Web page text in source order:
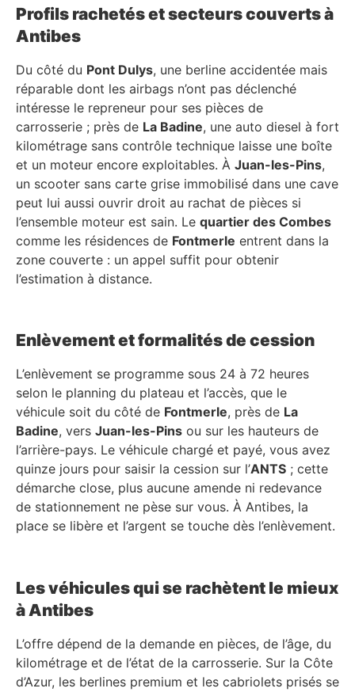
Profils rachetés et secteurs couverts à
Antibes
Du côté du Pont Dulys, une berline accidentée mais
réparable dont les airbags n’ont pas déclenché
intéresse le repreneur pour ses pièces de
carrosserie ; près de La Badine, une auto diesel à fort
kilométrage sans contrôle technique laisse une boîte
et un moteur encore exploitables. À Juan-les-Pins,
un scooter sans carte grise immobilisé dans une cave
peut lui aussi ouvrir droit au rachat de pièces si
l’ensemble moteur est sain. Le quartier des Combes
comme les résidences de Fontmerle entrent dans la
zone couverte : un appel suffit pour obtenir
l’estimation à distance.
Enlèvement et formalités de cession
L’enlèvement se programme sous 24 à 72 heures
selon le planning du plateau et l’accès, que le
véhicule soit du côté de Fontmerle, près de La
Badine, vers Juan-les-Pins ou sur les hauteurs de
l’arrière-pays. Le véhicule chargé et payé, vous avez
quinze jours pour saisir la cession sur l’ANTS ; cette
démarche close, plus aucune amende ni redevance
de stationnement ne pèse sur vous. À Antibes, la
place se libère et l’argent se touche dès l’enlèvement.
Les véhicules qui se rachètent le mieux
à Antibes
L’offre dépend de la demande en pièces, de l’âge, du
kilométrage et de l’état de la carrosserie. Sur la Côte
d’Azur, les berlines premium et les cabriolets prisés se